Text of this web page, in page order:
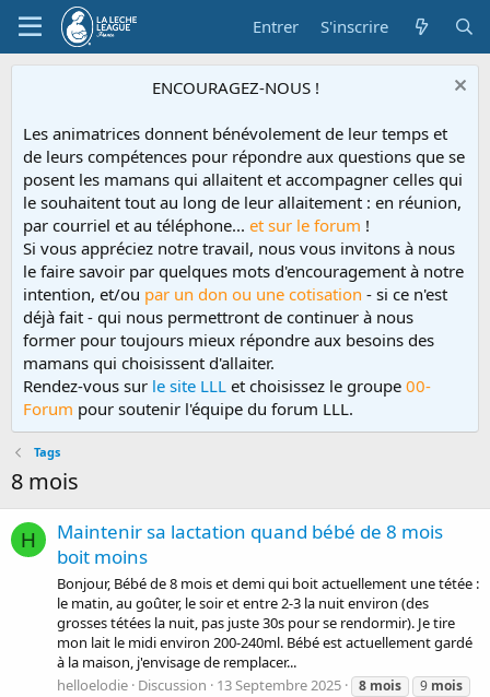
Entrer S'inscrire
ENCOURAGEZ-NOUS !
Les animatrices donnent bénévolement de leur temps et
de leurs compétences pour répondre aux questions que se
posent les mamans qui allaitent et accompagner celles qui
le souhaitent tout au long de leur allaitement : en réunion,
par courriel et au téléphone... et sur le forum !
Si vous appréciez notre travail, nous vous invitons à nous
le faire savoir par quelques mots d'encouragement à notre
intention, et/ou par un don ou une cotisation - si ce n'est
déjà fait - qui nous permettront de continuer à nous
former pour toujours mieux répondre aux besoins des
mamans qui choisissent d'allaiter.
Rendez-vous sur le site LLL et choisissez le groupe 00-
Forum pour soutenir l'équipe du forum LLL.
Tags
8 mois
H
Maintenir sa lactation quand bébé de 8 mois
boit moins
Bonjour, Bébé de 8 mois et demi qui boit actuellement une tétée :
le matin, au goûter, le soir et entre 2-3 la nuit environ (des
grosses tétées la nuit, pas juste 30s pour se rendormir). Je tire
mon lait le midi environ 200-240ml. Bébé est actuellement gardé
à la maison, j'envisage de remplacer...
helloelodie Discussion 13 Septembre 2025 8 mois 9 mois